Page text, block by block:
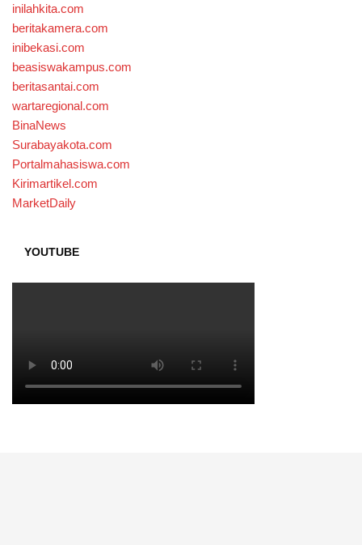
inilahkita.com
beritakamera.com
inibekasi.com
beasiswakampus.com
beritasantai.com
wartaregional.com
BinaNews
Surabayakota.com
Portalmahasiswa.com
Kirimartikel.com
MarketDaily
YOUTUBE